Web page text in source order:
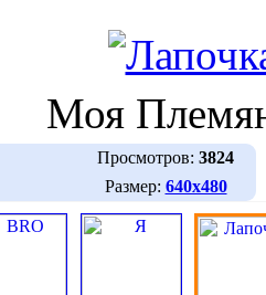
Моя
Просмотров: 3824
Размер: 640х480